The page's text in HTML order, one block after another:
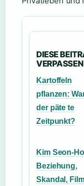
DIESE
VERPASSEN
Kartoffeln
pflanzen:
der päte te
Zeitpunkt?
Kim Seon-
Beziehung,
Skandal,